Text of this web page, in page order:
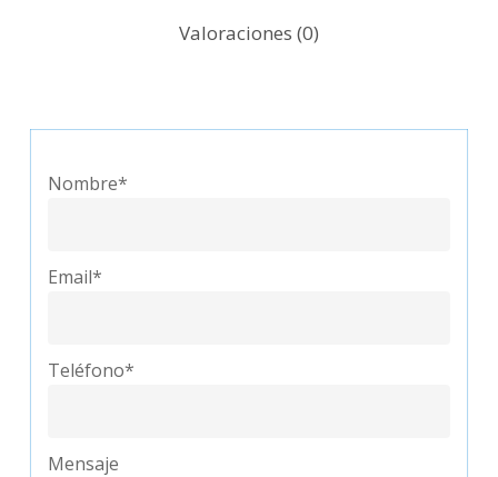
Valoraciones (0)
Nombre*
Email*
Teléfono*
Mensaje